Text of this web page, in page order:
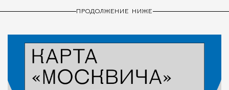
ПРОДОЛЖЕНИЕ НИЖЕ